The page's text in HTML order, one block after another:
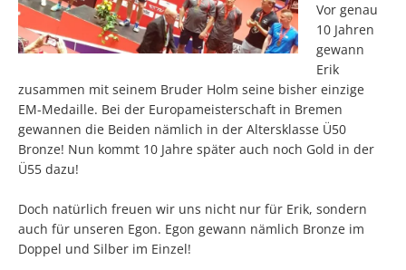
Vor genau
10 Jahren
gewann
Erik
zusammen mit seinem Bruder Holm seine bisher einzige
EM-Medaille. Bei der Europameisterschaft in Bremen
gewannen die Beiden nämlich in der Altersklasse Ü50
Bronze! Nun kommt 10 Jahre später auch noch Gold in der
Ü55 dazu!
Doch natürlich freuen wir uns nicht nur für Erik, sondern
auch für unseren Egon. Egon gewann nämlich Bronze im
Doppel und Silber im Einzel!